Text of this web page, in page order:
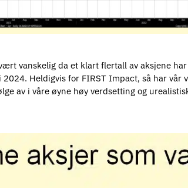
vanskelig da et klart flertall av aksjene
Heldigvis for FIRST Impact, så har
av i våre øyne høy verdsetting og